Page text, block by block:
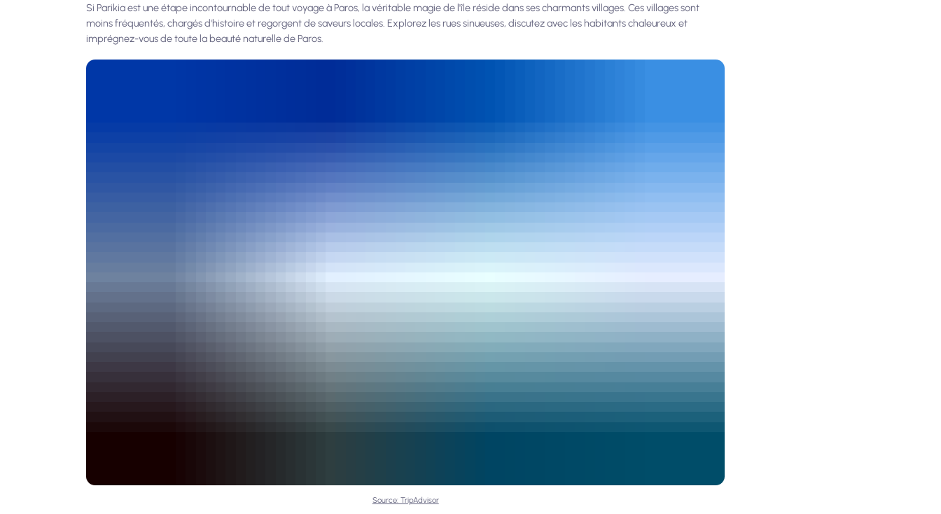
Si Parikia est une étape incontournable de tout voyage à Paros, la véritable magie de l'île réside dans ses charmants villages. Ces villages sont
moins fréquentés, chargés d'histoire et regorgent de saveurs locales. Explorez les rues sinueuses, discutez avec les habitants chaleureux et
imprégnez-vous de toute la beauté naturelle de Paros.
Source: TripAdvisor